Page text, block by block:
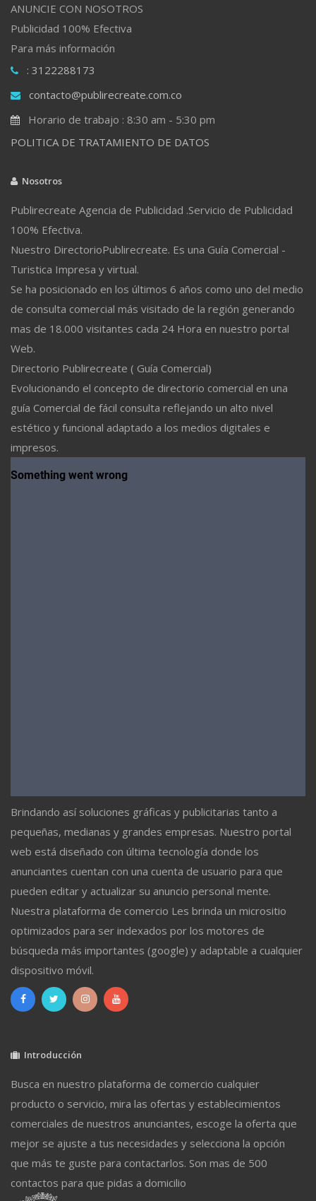
ANUNCIE CON NOSOTROS
Publicidad 100% Efectiva
Para más información
: 3122288173
contacto@publirecreate.com.co
Horario de trabajo : 8:30 am - 5:30 pm
POLITICA DE TRATAMIENTO DE DATOS
Nosotros
Publirecreate Agencia de Publicidad .Servicio de Publicidad
100% Efectiva.
Nuestro DirectorioPublirecreate. Es una Guía Comercial -
Turistica Impresa y virtual.
Se ha posicionado en los últimos 6 años como uno del medio
de consulta comercial más visitado de la región generando
mas de 18.000 visitantes cada 24 Hora en nuestro portal
Web.
Directorio Publirecreate ( Guía Comercial)
Evolucionando el concepto de directorio comercial en una
guía Comercial de fácil consulta reflejando un alto nivel
estético y funcional adaptado a los medios digitales e
impresos.
Brindando así soluciones gráficas y publicitarias tanto a
pequeñas, medianas y grandes empresas. Nuestro portal
web está diseñado con última tecnología donde los
anunciantes cuentan con una cuenta de usuario para que
pueden editar y actualizar su anuncio personal mente.
Nuestra plataforma de comercio Les brinda un micrositio
optimizados para ser indexados por los motores de
búsqueda más importantes (google) y adaptable a cualquier
dispositivo móvil.
Introducción
Busca en nuestro plataforma de comercio cualquier
producto o servicio, mira las ofertas y establecimientos
comerciales de nuestros anunciantes, escoge la oferta que
mejor se ajuste a tus necesidades y selecciona la opción
que más te guste para contactarlos. Son mas de 500
contactos para que pidas a domicilio